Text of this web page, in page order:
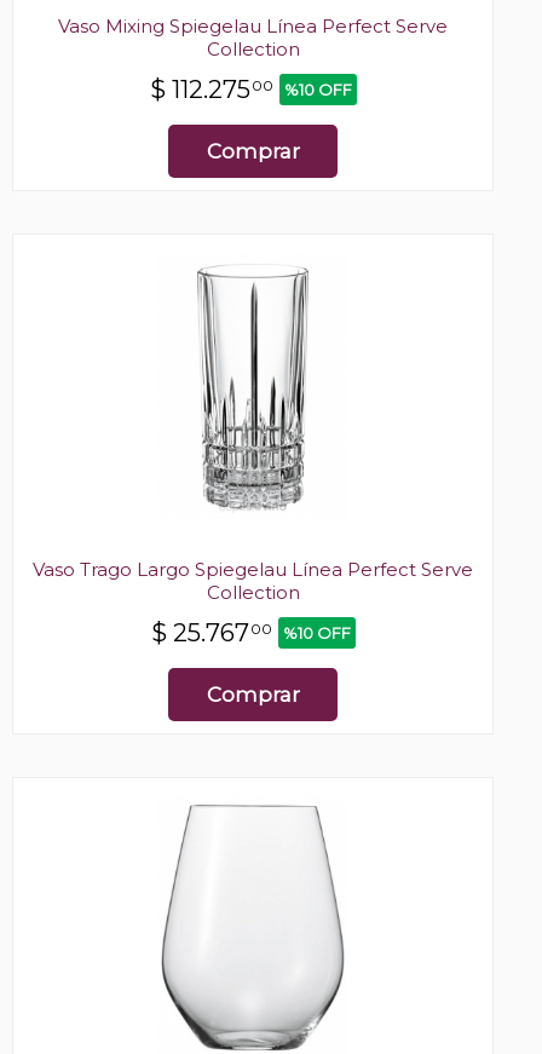
Vaso Mixing Spiegelau Línea Perfect Serve
Collection
$ 112.27500 %10 OFF
Comprar
Vaso Trago Largo Spiegelau Línea Perfect Serve
Collection
$ 25.76700 %10 OFF
Comprar